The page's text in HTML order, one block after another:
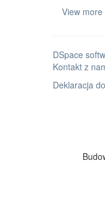
View more
DSpace
Kontakt z
Deklaracja